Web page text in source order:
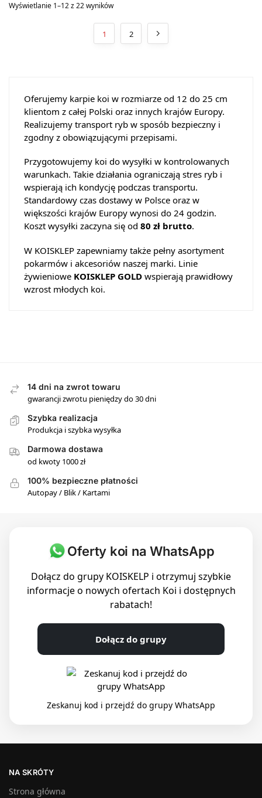
Wyświetlanie 1–12 z 22 wyników
1 2
Oferujemy karpie koi w rozmiarze od 12 do 25 cm
klientom z całej Polski oraz innych krajów Europy.
Realizujemy transport ryb w sposób bezpieczny i
zgodny z obowiązującymi przepisami.
Przygotowujemy koi do wysyłki w kontrolowanych
warunkach. Takie działania ograniczają stres ryb i
wspierają ich kondycję podczas transportu.
Standardowy czas dostawy w Polsce oraz w
większości krajów Europy wynosi do 24 godzin.
Koszt wysyłki zaczyna się od 80 zł brutto.
W KOISKLEP zapewniamy także pełny asortyment
pokarmów i akcesoriów naszej marki. Linie
żywieniowe KOISKLEP GOLD wspierają prawidłowy
wzrost młodych koi.
14 dni na zwrot towaru
gwarancji zwrotu pieniędzy do 30 dni
Szybka realizacja
Produkcja i szybka wysyłka
Darmowa dostawa
od kwoty 1000 zł
100% bezpieczne płatności
Autopay / Blik / Kartami
Oferty koi na WhatsApp
Dołącz do grupy KOISKELP i otrzymuj szybkie
informacje o nowych ofertach Koi i dostępnych
rabatach!
Dołącz do grupy
Zeskanuj kod i przejdź do grupy WhatsApp
NA SKRÓTY
Strona główna